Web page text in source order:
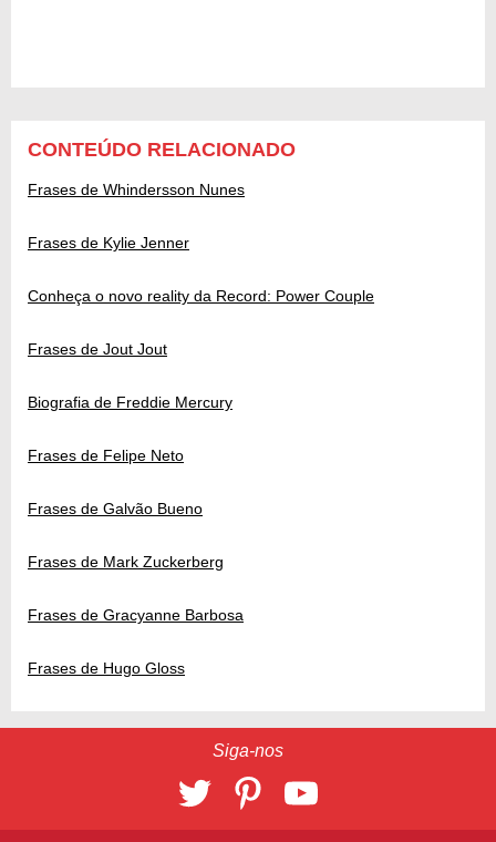
CONTEÚDO RELACIONADO
Frases de Whindersson Nunes
Frases de Kylie Jenner
Conheça o novo reality da Record: Power Couple
Frases de Jout Jout
Biografia de Freddie Mercury
Frases de Felipe Neto
Frases de Galvão Bueno
Frases de Mark Zuckerberg
Frases de Gracyanne Barbosa
Frases de Hugo Gloss
Siga-nos